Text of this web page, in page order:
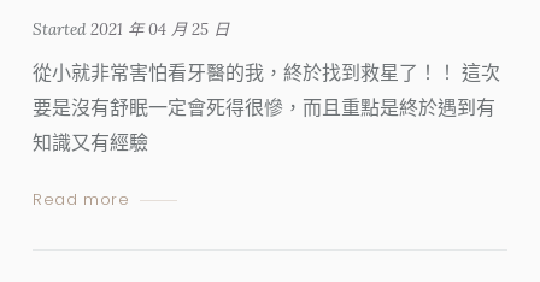
Started2021 年 04 月 25 日
從小就非常害怕看牙醫的我，終於找到救星了！！ 這次
要是沒有舒眠一定會死得很慘，而且重點是終於遇到有
知識又有經驗
Read more